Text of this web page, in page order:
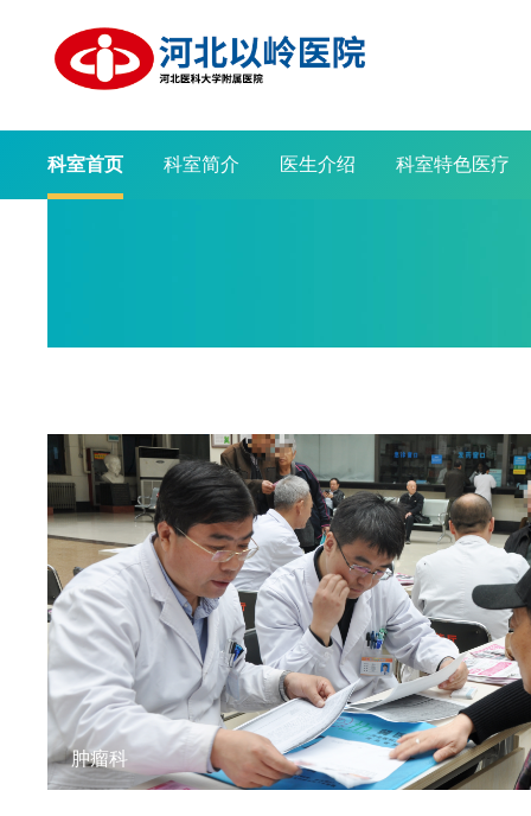
科室首页 科室简介 医生介绍 科室特色医疗
肿瘤科